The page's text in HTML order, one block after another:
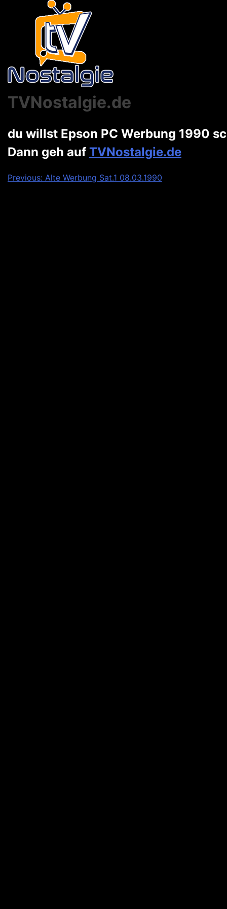
TVNostalgie.de
du willst Epson PC Werbung 1990
Dann geh auf TVNostalgie.de
Beitragsnavigation
Previous: Alte Werbung Sat.1 08.03.1990